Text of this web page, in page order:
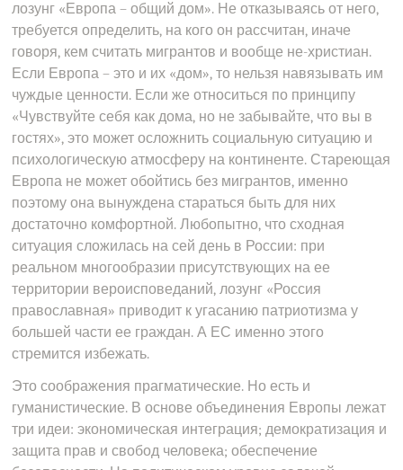
лозунг «Европа – общий дом». Не отказываясь от него,
требуется определить, на кого он рассчитан, иначе
говоря, кем считать мигрантов и вообще не-христиан.
Если Европа – это и их «дом», то нельзя навязывать им
чуждые ценности. Если же относиться по принципу
«Чувствуйте себя как дома, но не забывайте, что вы в
гостях», это может осложнить социальную ситуацию и
психологическую атмосферу на континенте. Стареющая
Европа не может обойтись без мигрантов, именно
поэтому она вынуждена стараться быть для них
достаточно комфортной. Любопытно, что сходная
ситуация сложилась на сей день в России: при
реальном многообразии присутствующих на ее
территории вероисповеданий, лозунг «Россия
православная» приводит к угасанию патриотизма у
большей части ее граждан. А ЕС именно этого
стремится избежать.
Это соображения прагматические. Но есть и
гуманистические. В основе объединения Европы лежат
три идеи: экономическая интеграция; демократизация и
защита прав и свобод человека; обеспечение